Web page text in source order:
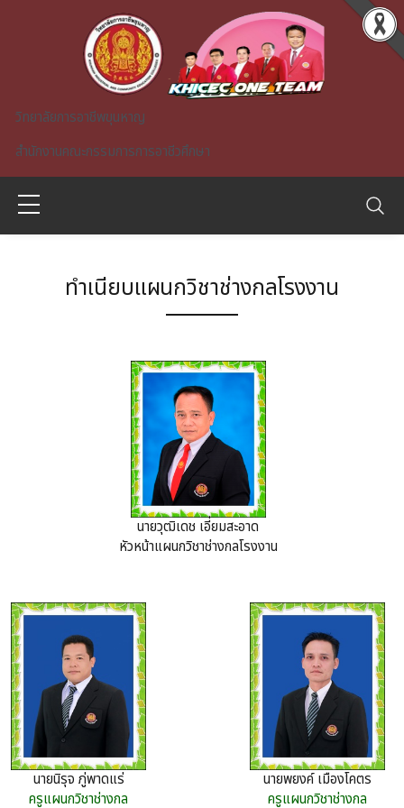
Skip to main content
วิทยาลัยการอาชีพขุนหาญ
สำนักงานคณะกรรมการการอาชีวศึกษา
ทำเนียบแผนกวิชาช่างกลโรงงาน
นายวุฒิเดช เอี่ยมสะอาด
หัวหน้าแผนกวิชาช่างกลโรงงาน
นายนิรุจ ภู่พาดแร่
ครูแผนกวิชาช่างกล
นายพยงค์ เมืองโคตร
ครูแผนกวิชาช่างกล